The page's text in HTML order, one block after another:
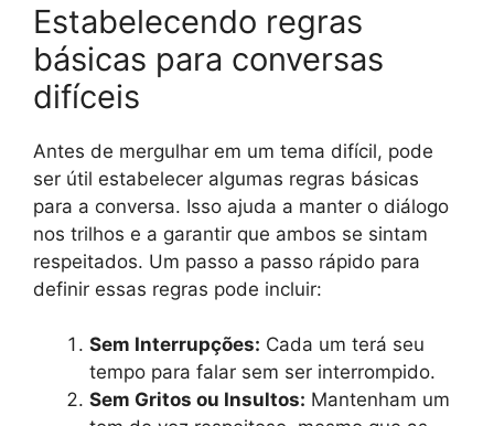
Estabelecendo regras
básicas para conversas
difíceis
Antes de mergulhar em um tema difícil, pode
ser útil estabelecer algumas regras básicas
para a conversa. Isso ajuda a manter o diálogo
nos trilhos e a garantir que ambos se sintam
respeitados. Um passo a passo rápido para
definir essas regras pode incluir:
Sem Interrupções: Cada um terá seu
tempo para falar sem ser interrompido.
Sem Gritos ou Insultos: Mantenham um